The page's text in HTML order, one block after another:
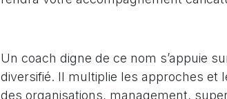
Un coach digne de ce nom s’appuie
diversifié. Il multiplie les approches et
des organisations, management,